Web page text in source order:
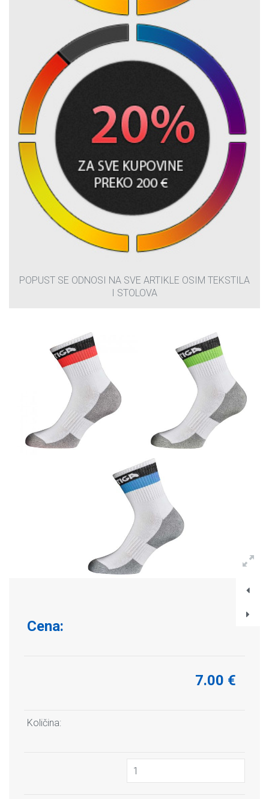
POPUST SE ODNOSI NA SVE ARTIKLE OSIM TEKSTILA
I STOLOVA
Cena:
7.00 €
Količina: